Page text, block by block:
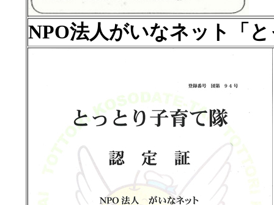
NPO法人がいなネット「